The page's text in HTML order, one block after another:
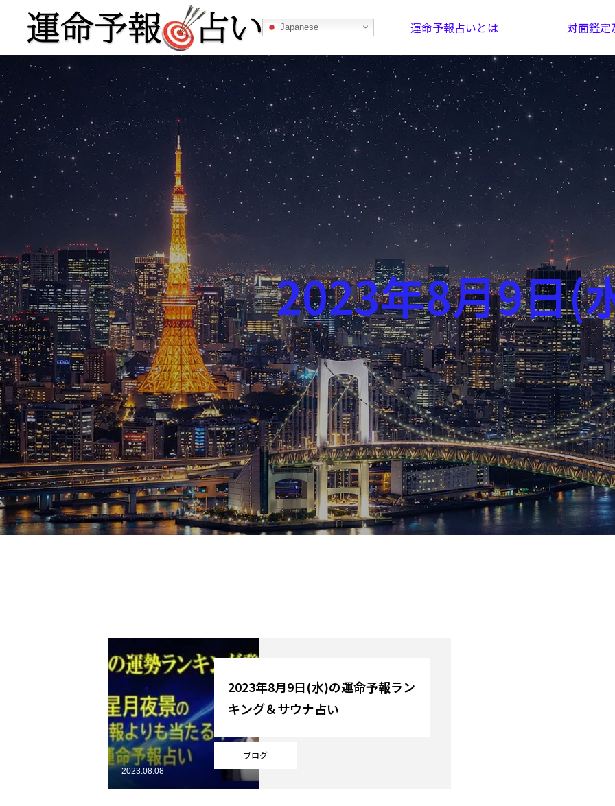
Japanese 運命予報占いとは 対面鑑定
運命予報占い
運命予報占いとは あなたの所属部屋を探そう！ 最恐の相性占い
記事カテゴリー
ブログ お知らせ 芸能界
スポーツ 競馬 社会
テニス四大大会・五輪
テニス四大大会・五輪
YouTube
Online Store
2023年8月9日(
ブログ
2023年8月9日(水)の運命予報ラン
キング＆サウナ占い
2023.08.08